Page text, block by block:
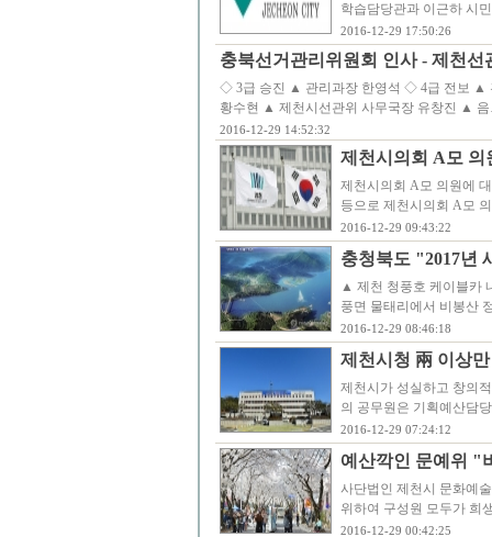
학습담당관과 이근하 시
2016-12-29 17:50:26
충북선거관리위원회 인사 - 제천
◇ 3급 승진 ▲ 관리과장 한영석 ◇ 4급 전보 ▲
황수현 ▲ 제천시선관위 사무국장 유창진 ▲
2016-12-29 14:52:32
제천시의회 A모 의
제천시의회 A모 의원에
등으로 제천시의회 A모
2016-12-29 09:43:22
충청북도 "2017년
▲ 제천 청풍호 케이블카
풍면 물태리에서 비봉산
2016-12-29 08:46:18
제천시청 兩 이상
제천시가 성실하고 창의
의 공무원은 기획예산담
2016-12-29 07:24:12
예산깍인 문예위 "
사단법인 제천시 문화예
위하여 구성원 모두가 희
2016-12-29 00:42:25